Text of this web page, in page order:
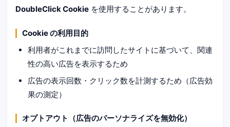
DoubleClick Cookie を使用することがあります。
Cookie の利用目的
利用者がこれまでに訪問したサイトに基づいて、関連
性の高い広告を表示するため
広告の表示回数・クリック数を計測するため（広告効
果の測定）
オプトアウト（広告のパーソナライズを無効化）